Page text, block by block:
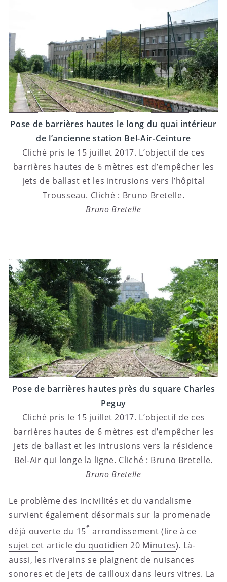
Pose de barrières hautes le long du quai intérieur
de l’ancienne station Bel-Air-Ceinture
Cliché pris le 15 juillet 2017. L’objectif de ces
barrières hautes de 6 mètres est d’empêcher les
jets de ballast et les intrusions vers l’hôpital
Trousseau. Cliché : Bruno Bretelle.
Bruno Bretelle
Pose de barrières hautes près du square Charles
Peguy
Cliché pris le 15 juillet 2017. L’objectif de ces
barrières hautes de 6 mètres est d’empêcher les
jets de ballast et les intrusions vers la résidence
Bel-Air qui longe la ligne. Cliché : Bruno Bretelle.
Bruno Bretelle
Le problème des incivilités et du vandalisme
survient également désormais sur la promenade
déjà ouverte du 15
e
arrondissement (lire à ce
sujet cet article du quotidien 20 Minutes). Là-
aussi, les riverains se plaignent de nuisances
sonores et de jets de cailloux dans leurs vitres. La